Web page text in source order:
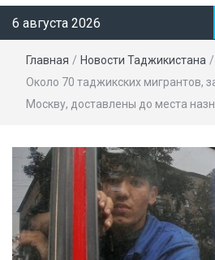
6 августа 2026
Главная / Новости Таджикистана /
Около 70 таджикских мигрантов,
Москву, доставлены до места